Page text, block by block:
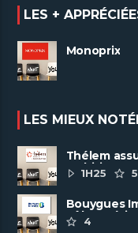
LES +
Monoprix
LES MIEUX
Thélem
ambitieuse
1H25 5
Bouygues
pôles
4